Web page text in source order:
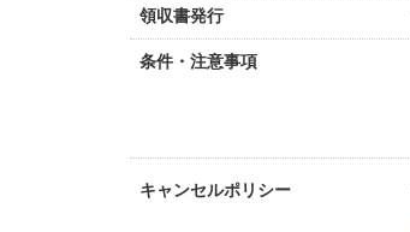
領収書発行
条件・注意事項
キャンセルポリシー